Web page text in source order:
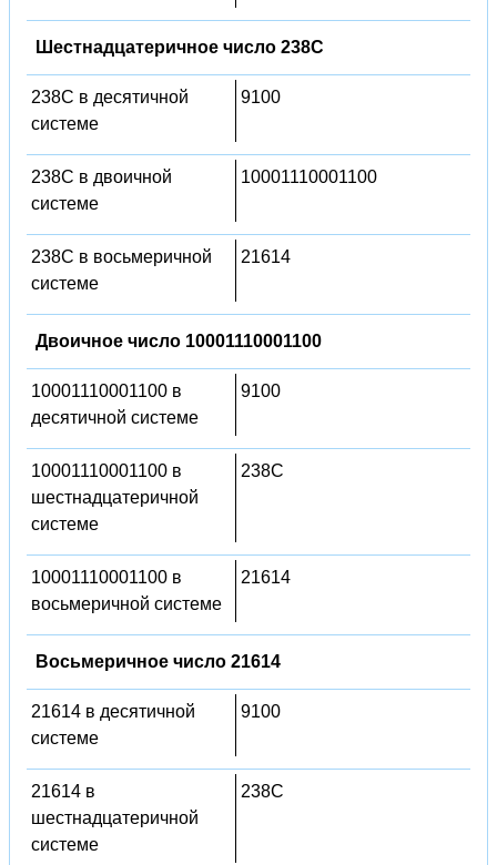
Шестнадцатеричное число 238C
238C в десятичной
системе
9100
238C в двоичной
системе
10001110001100
238C в восьмеричной
системе
21614
Двоичное число 10001110001100
10001110001100 в
десятичной системе
9100
10001110001100 в
шестнадцатеричной
системе
238C
10001110001100 в
восьмеричной системе
21614
Восьмеричное число 21614
21614 в десятичной
системе
9100
21614 в
шестнадцатеричной
системе
238C